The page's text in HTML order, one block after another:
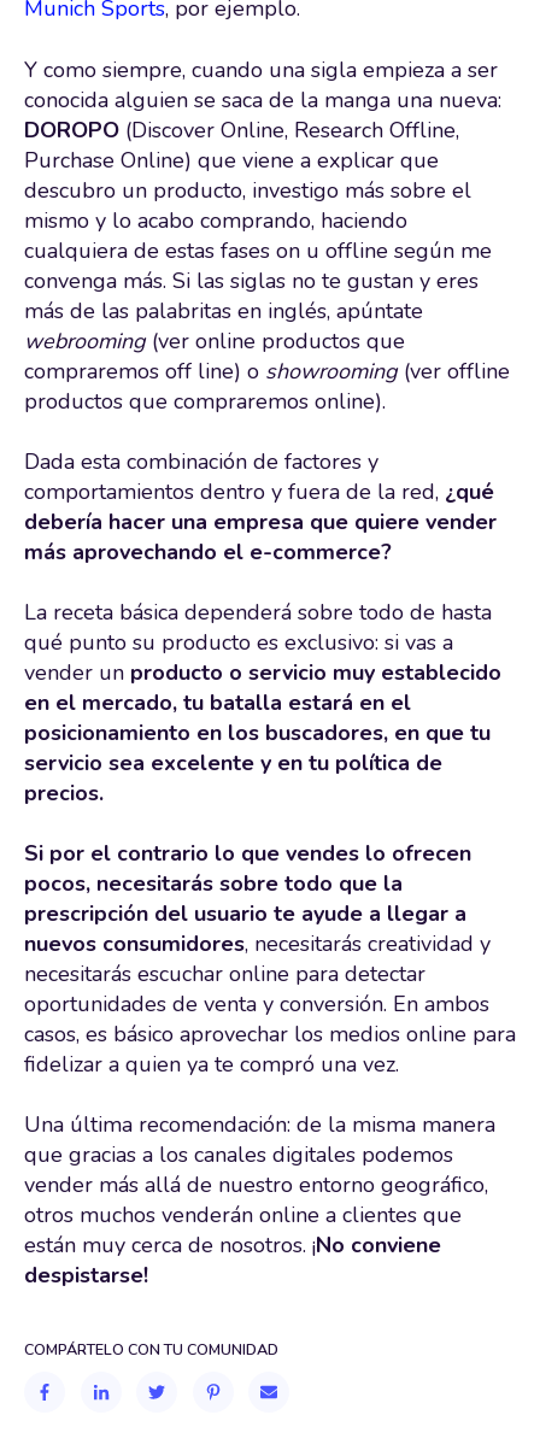
Munich Sports, por ejemplo.
Y como siempre, cuando una sigla empieza a ser
conocida alguien se saca de la manga una nueva:
DOROPO (Discover Online, Research Offline,
Purchase Online) que viene a explicar que
descubro un producto, investigo más sobre el
mismo y lo acabo comprando, haciendo
cualquiera de estas fases on u offline según me
convenga más. Si las siglas no te gustan y eres
más de las palabritas en inglés, apúntate
webrooming(ver online productos que
compraremos off line) o showrooming(ver offline
productos que compraremos online).
Dada esta combinación de factores y
comportamientos dentro y fuera de la red, ¿qué
debería hacer una empresa que quiere vender
más aprovechando el e-commerce?
La receta básica dependerá sobre todo de hasta
qué punto su producto es exclusivo: si vas a
vender un producto o servicio muy establecido
en el mercado, tu batalla estará en el
posicionamiento en los buscadores, en que tu
servicio sea excelente y en tu política de
precios.
Si por el contrario lo que vendes lo ofrecen
pocos, necesitarás sobre todo que la
prescripción del usuario te ayude a llegar a
nuevos consumidores, necesitarás creatividad y
necesitarás escuchar online para detectar
oportunidades de venta y conversión. En ambos
casos, es básico aprovechar los medios online para
fidelizar a quien ya te compró una vez.
Una última recomendación: de la misma manera
que gracias a los canales digitales podemos
vender más allá de nuestro entorno geográfico,
otros muchos venderán online a clientes que
están muy cerca de nosotros. ¡No conviene
despistarse!
COMPÁRTELO CON TU COMUNIDAD